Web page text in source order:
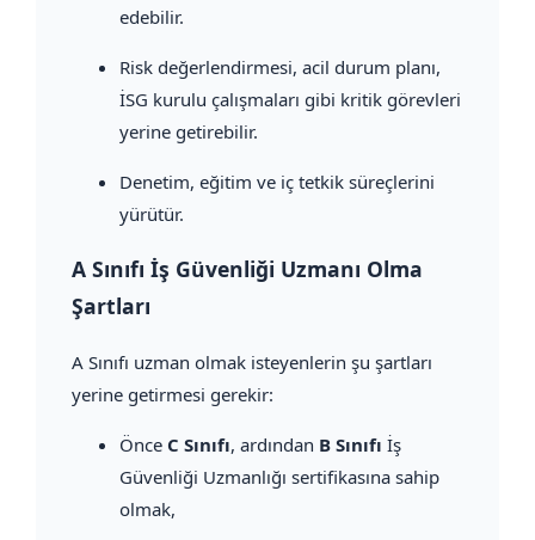
edebilir.
Risk değerlendirmesi, acil durum planı,
İSG kurulu çalışmaları gibi kritik görevleri
yerine getirebilir.
Denetim, eğitim ve iç tetkik süreçlerini
yürütür.
A Sınıfı İş Güvenliği Uzmanı Olma
Şartları
A Sınıfı uzman olmak isteyenlerin şu şartları
yerine getirmesi gerekir:
Önce C Sınıfı, ardından B Sınıfı İş
Güvenliği Uzmanlığı sertifikasına sahip
olmak,